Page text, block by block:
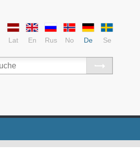
Lat En Rus No De Se